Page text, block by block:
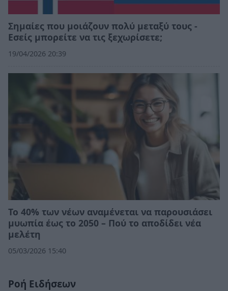
Σημαίες που μοιάζουν πολύ μεταξύ τους -
Εσείς μπορείτε να τις ξεχωρίσετε;
19/04/2026 20:39
Το 40% των νέων αναμένεται να παρουσιάσει
μυωπία έως το 2050 – Πού το αποδίδει νέα
μελέτη
05/03/2026 15:40
Ροή Ειδήσεων